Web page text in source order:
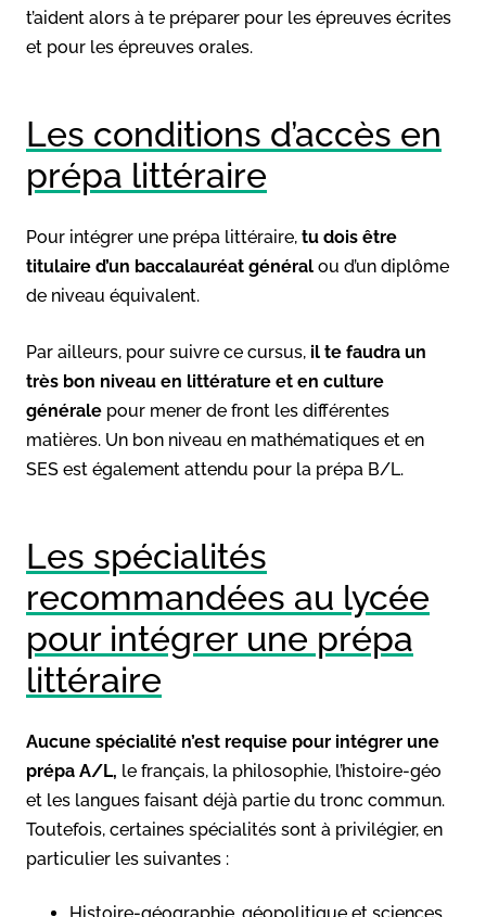
t’aident alors à te préparer pour les épreuves écrites
et pour les épreuves orales.
Les conditions d’accès en
prépa littéraire
Pour intégrer une prépa littéraire, tu dois être
titulaire d’un baccalauréat général ou d’un diplôme
de niveau équivalent.
Par ailleurs, pour suivre ce cursus, il te faudra un
très bon niveau en littérature et en culture
générale pour mener de front les différentes
matières. Un bon niveau en mathématiques et en
SES est également attendu pour la prépa B/L.
Les spécialités
recommandées au lycée
pour intégrer une prépa
littéraire
Aucune spécialité n’est requise pour intégrer une
prépa A/L, le français, la philosophie, l’histoire-géo
et les langues faisant déjà partie du tronc commun.
Toutefois, certaines spécialités sont à privilégier, en
particulier les suivantes :